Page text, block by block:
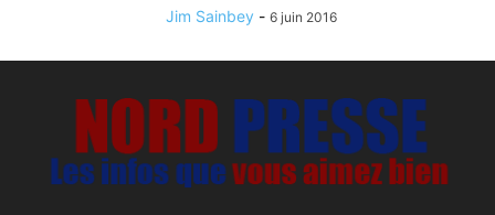
Jim Sainbey - 6 juin 2016